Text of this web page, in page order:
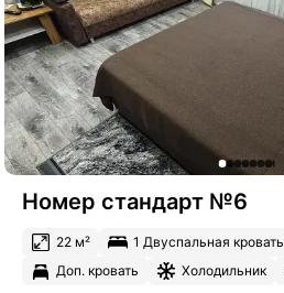
Номер стандарт №6
22 м² 1 Двуспальная кровать
Доп. кровать
Холодильник